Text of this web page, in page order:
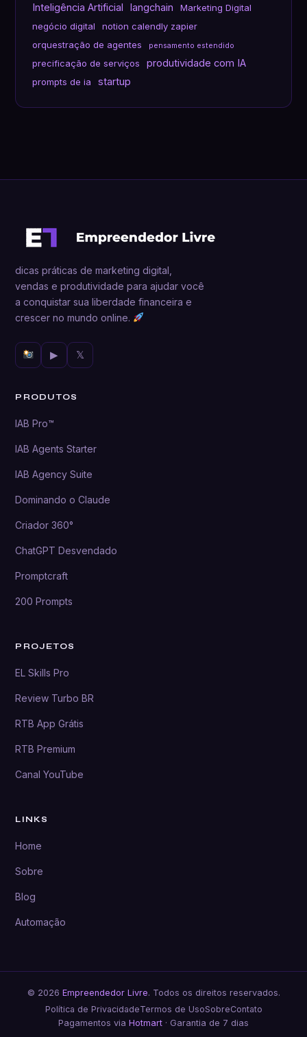
Inteligência Artificial langchain
Marketing Digital
negócio digital
notion calendly zapier
orquestração de agentes
pensamento estendido
precificação de serviços produtividade com IA
prompts de ia startup
dicas práticas de marketing digital,
vendas e produtividade para ajudar você
a conquistar sua liberdade financeira e
crescer no mundo online.
▶ 𝕏
PRODUTOS
IAB Pro™
IAB Agents Starter
IAB Agency Suite
Dominando o Claude
Criador 360°
ChatGPT Desvendado
Promptcraft
200 Prompts
PROJETOS
EL Skills Pro
Review Turbo BR
RTB App Grátis
RTB Premium
Canal YouTube
LINKS
Home
Sobre
Blog
Automação
© 2026 Empreendedor Livre. Todos os direitos reservados.
Política de PrivacidadeTermos de UsoSobreContato
Pagamentos via Hotmart · Garantia de 7 dias